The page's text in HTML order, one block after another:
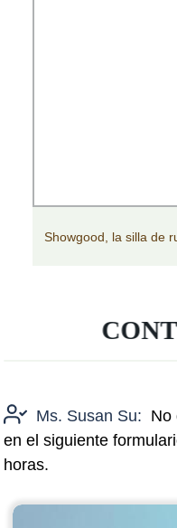
Showgood, la silla de
Ms. Susan Su: No
en el siguiente
horas.